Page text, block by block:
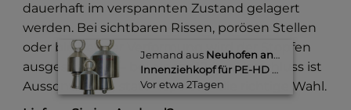
dauerhaft im verspannten Zustand gelagert
werden. Bei sichtbaren Rissen, porösen Stellen
oder bleibender Verformung wird der Stopfen
ausgesondert — bei einem 12-bar-Verschluss ist
Aussonderung statt Reparatur die richtige Wahl.
Jemand aus Neuhofen an der Ybbs
Innenziehkopf für PE-HD d 63
Vor etwa 2Tagen​